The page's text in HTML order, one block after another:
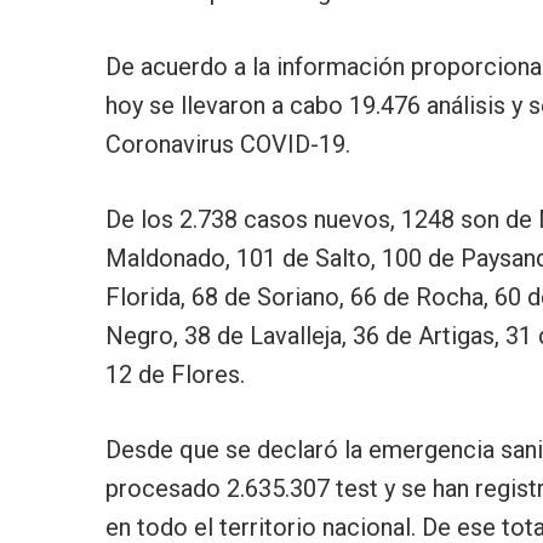
De acuerdo a la información
hoy se llevaron a cabo 19.476 análisis y
Coronavirus COVID-19.
De los 2.738 casos nuevos, 1248 son
Maldonado, 101 de Salto, 100 de
Florida, 68 de Soriano, 66 de Rocha, 60
Negro, 38 de Lavalleja, 36 de Artigas,
12 de Flores.
Desde que se declaró la emergencia
procesado 2.635.307 test y se han
en todo el territorio nacional. De ese